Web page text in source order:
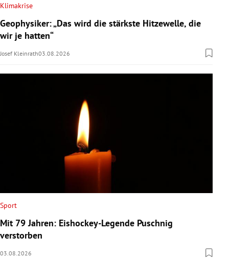
Klimakrise
Geophysiker: „Das wird die stärkste Hitzewelle, die
wir je hatten“
Josef Kleinrath03.08.2026
Sport
Mit 79 Jahren: Eishockey-Legende Puschnig
verstorben
03.08.2026